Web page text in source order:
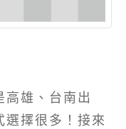
雄、台南出
選擇很多！接來